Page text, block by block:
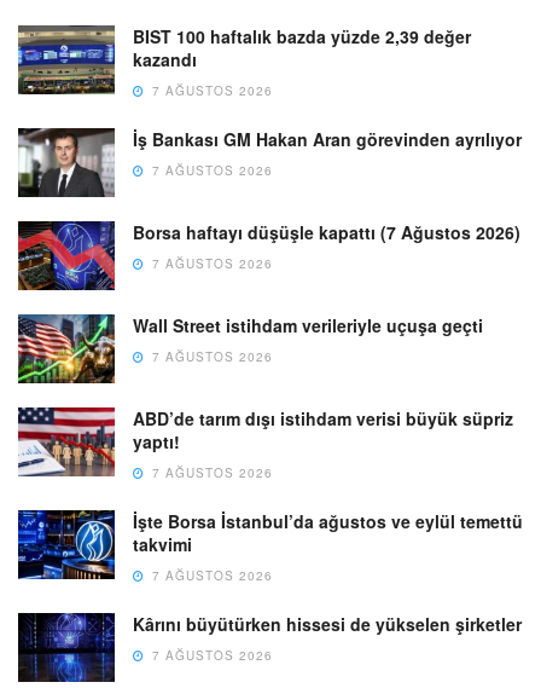
BIST 100 haftalık bazda yüzde 2,39 değer
kazandı
7 AĞUSTOS 2026
İş Bankası GM Hakan Aran görevinden ayrılıyor
7 AĞUSTOS 2026
Borsa haftayı düşüşle kapattı (7 Ağustos 2026)
7 AĞUSTOS 2026
Wall Street istihdam verileriyle uçuşa geçti
7 AĞUSTOS 2026
ABD’de tarım dışı istihdam verisi büyük süpriz
yaptı!
7 AĞUSTOS 2026
İşte Borsa İstanbul’da ağustos ve eylül temettü
takvimi
7 AĞUSTOS 2026
Kârını büyütürken hissesi de yükselen şirketler
7 AĞUSTOS 2026